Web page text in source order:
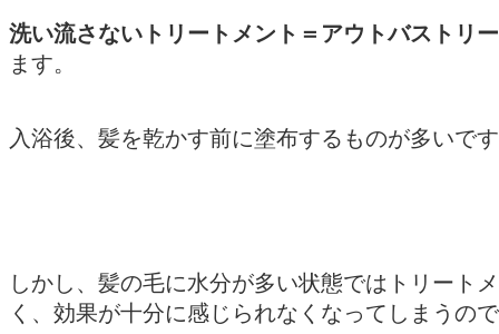
洗い流さないトリートメント＝ アウトバストリ
ます。
入浴後、髪を乾かす前に塗布するものが多いで
しかし、髪の毛に水分が多い状態ではトリート
く、効果が十分に感じられなくなってしまうので